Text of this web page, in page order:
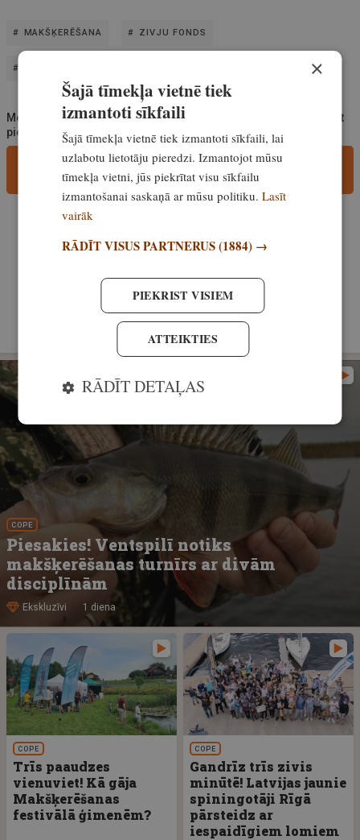
MAKŠĶERĒŠANA ZIVJU FONDS
Medībām.lv aicina portāla lietotājus, rakstot komentārus, ievērot
pieklājību, nekurināt naidu un iztikt bez rupjībām.
Pievieno komentāru
VISI COPES RAKSTI
COPE
Piesakies! Ventspilī notiks
makšķerēšanas turnīrs ar divām
disciplīnām
Ekskluzīvi 1 diena
COPE
Trīs paaudzes
vienuviet! Kā gāja
Makšķerēšanas
festivālā ģimenēm?
COPE
Gandrīz trīs zivis
minūtē! Latvijas jaunie
spiningotāji Rīgā
pārsteidz ar
iespaidīgiem lomiem
×
Šajā tīmekļa vietnē tiek
izmantoti sīkfaili
Šajā tīmekļa vietnē tiek izmantoti sīkfaili, lai
uzlabotu lietotāju pieredzi. Izmantojot mūsu
tīmekļa vietni, jūs piekrītat visu sīkfailu
izmantošanai saskaņā ar mūsu politiku.Lasīt
vairāk
RĀDĪT VISUS PARTNERUS(1884) →
PIEKRIST VISIEM
ATTEIKTIES
RĀDĪT DETAĻAS